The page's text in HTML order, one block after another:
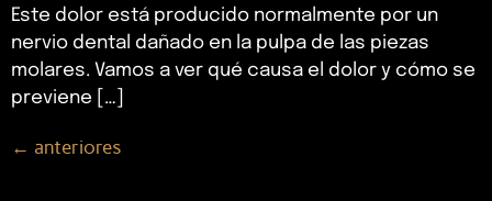
Este dolor está producido normalmente por un
nervio dental dañado en la pulpa de las piezas
molares. Vamos a ver qué causa el dolor y cómo se
previene […]
← anteriores